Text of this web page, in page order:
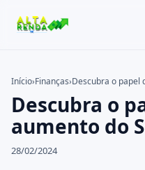
Cartão de Crédito
Novidades
Buscar no site
Buscar por:
Pressione Enter para
Início›Finanças›Descubra o papel
Descubra o
aumento do
28/02/2024